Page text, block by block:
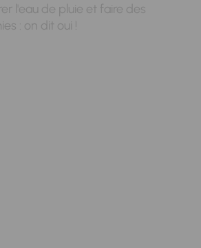
l'eau de pluie et faire des
: on dit oui !